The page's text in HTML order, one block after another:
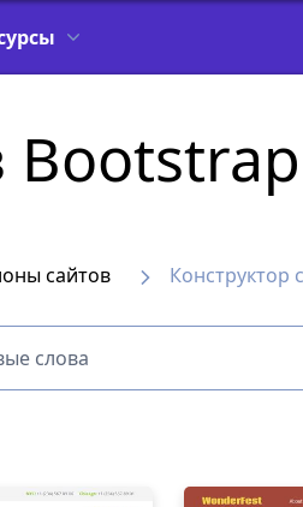
Bootstrap
сайтов Конструктор